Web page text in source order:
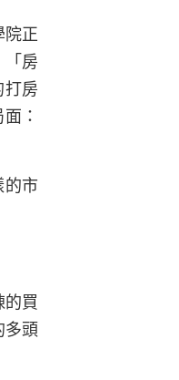
院正
「房
打房
：
的市
買
多頭